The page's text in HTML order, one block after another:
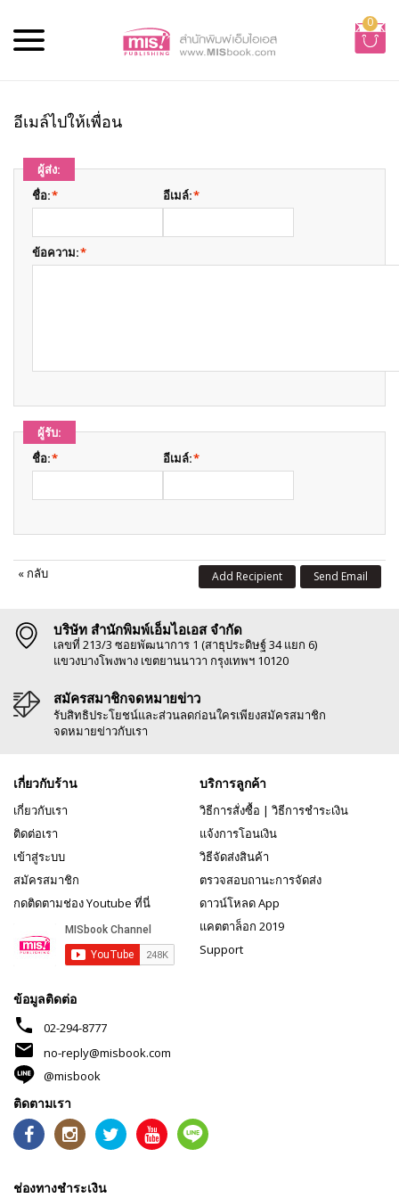
0
อีเมล์ไปให้เพื่อน
ผู้ส่ง:
*
ชื่อ: *
อีเมล์:
*
ข้อความ:
ผู้รับ:
*
ชื่อ: *
อีเมล์:
« กลับ Send Email
Add Recipient
บริษัท สำนักพิมพ์เอ็มไอเอส จำกัด
เลขที่ 213/3 ซอยพัฒนาการ 1 (สาธุประดิษฐ์ 34 แยก 6)
แขวงบางโพงพาง เขตยานนาวา กรุงเทพฯ 10120
สมัครสมาชิกจดหมายข่าว
รับสิทธิประโยชน์และส่วนลดก่อนใครเพียงสมัครสมาชิก
จดหมายข่าวกับเรา
เกี่ยวกับร้าน
เกี่ยวกับเรา
ติดต่อเรา
เข้าสู่ระบบ
สมัครสมาชิก
กดติดตามช่อง Youtube ที่นี่
บริการลูกค้า
วิธีการสั่งซื้อ | วิธีการชำระเงิน
แจ้งการโอนเงิน
วิธีจัดส่งสินค้า
ตรวจสอบถานะการจัดส่ง
ดาวน์โหลด App
แคตตาล็อก 2019
Support
ข้อมูลติดต่อ
phone 02-294-8777
mail
no-reply@misbook.com
@misbook
ติดตามเรา
ช่องทางชำระเงิน